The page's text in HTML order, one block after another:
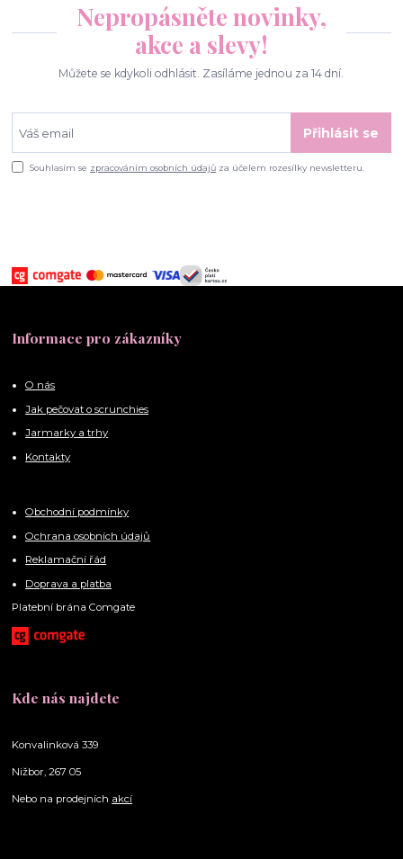
Nepropásněte novinky,
akce a slevy!
Můžete se kdykoli odhlásit. Zasíláme jednou za 14 dní.
Přihlásit se
Souhlasím se zpracováním osobních údajů za účelem rozesílky newsletteru.
Informace pro zákazníky
O nás
Jak pečovat o scrunchies
Jarmarky a trhy
Kontakty
Obchodní podmínky
Ochrana osobních údajů
Reklamační řád
Doprava a platba
Platební brána Comgate
Kde nás najdete
Konvalinková 339
Nižbor, 267 05
Nebo na prodejních akcí